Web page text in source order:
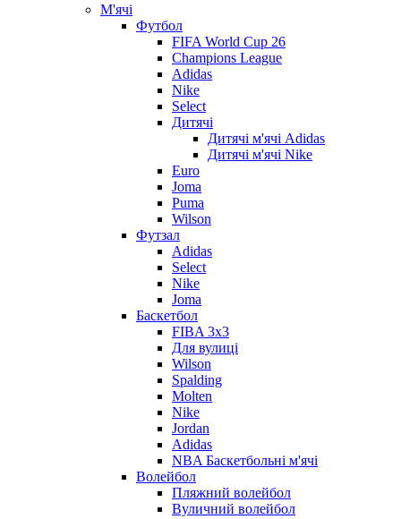
М'ячі
Футбол
FIFA World Cup 26
Champions League
Adidas
Nike
Select
Дитячі
Дитячі м'ячі Adidas
Дитячі м'ячі Nike
Euro
Joma
Puma
Wilson
Футзал
Adidas
Select
Nike
Joma
Баскетбол
FIBA 3x3
Для вулиці
Wilson
Spalding
Molten
Nike
Jordan
Adidas
NBA Баскетбольні м'ячі
Волейбол
Пляжний волейбол
Вуличний волейбол